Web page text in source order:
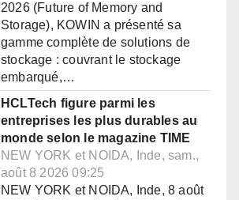
2026 (Future of Memory and
Storage), KOWIN a présenté sa
gamme complète de solutions de
stockage : couvrant le stockage
embarqué,…
HCLTech figure parmi les
entreprises les plus durables au
monde selon le magazine TIME
NEW YORK et NOIDA, Inde, sam.,
août 8 2026 09:25
NEW YORK et NOIDA, Inde, 8 août